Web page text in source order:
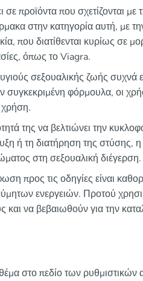
που σχετίζονται με
στην κατηγορία αυτή, με
που διατίθενται κυρίως σε
όπως το Viagra.
σεξουαλικής ζωής συχνά
συγκεκριμένη φόρμουλα, οι
της να βελτιώνει την
ή τη διατήρηση της στύσης,
στη σεξουαλική διέγερση.
προς τις οδηγίες είναι
ενεργειών. Προτού
να βεβαιωθούν για την
στο πεδίο των